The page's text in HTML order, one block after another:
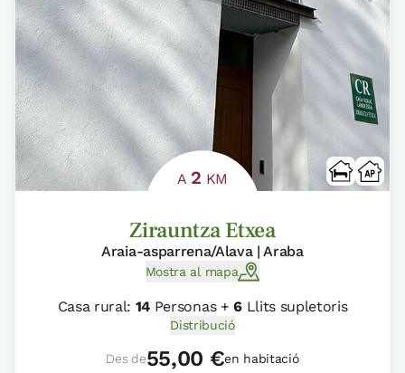
A 2 KM
Zirauntza Etxea
Araia-asparrena/Alava | Araba
Mostra al mapa
Casa rural: 14 Personas +6Llits supletoris
Distribució
Des de55,00 €en habitació